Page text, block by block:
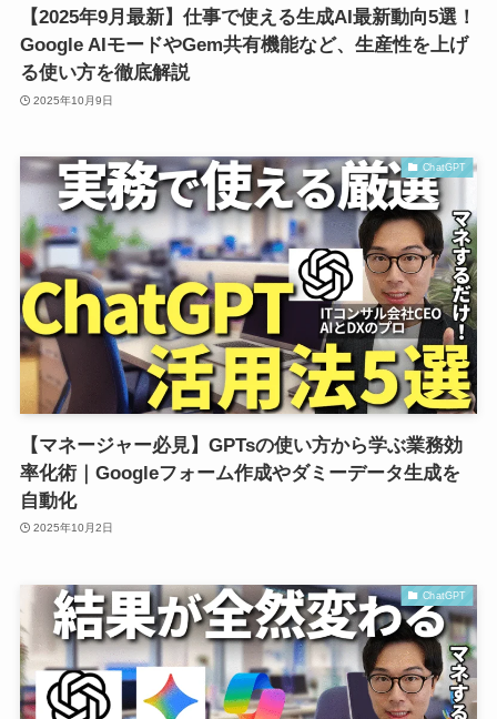
【2025年9月最新】仕事で使える生成AI最新動向5選！
Google AIモードやGem共有機能など、生産性を上げ
る使い方を徹底解説
2025年10月9日
ChatGPT
【マネージャー必見】GPTsの使い方から学ぶ業務効
率化術｜Googleフォーム作成やダミーデータ生成を
自動化
2025年10月2日
ChatGPT